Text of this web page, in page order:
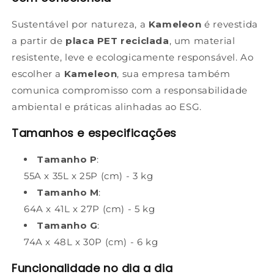
Sustentável por natureza, a Kameleon é revestida
a partir de placa PET reciclada, um material
resistente, leve e ecologicamente responsável. Ao
escolher a Kameleon, sua empresa também
comunica compromisso com a responsabilidade
ambiental e práticas alinhadas ao ESG.
Tamanhos e especificações
Tamanho P:
55A x 35L x 25P (cm) - 3 kg
Tamanho M:
64A x 41L x 27P (cm) - 5 kg
Tamanho G:
74A x 48L x 30P (cm) - 6 kg
Funcionalidade no dia a dia